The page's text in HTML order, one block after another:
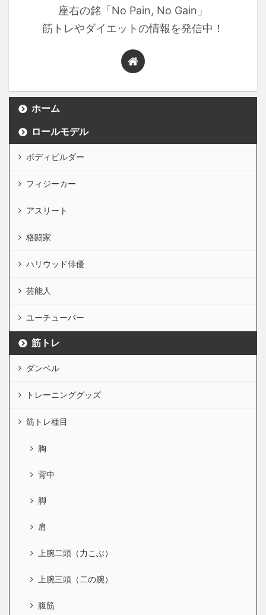
座右の銘「No Pain, No Gain」
筋トレやダイエットの情報を発信中！
ホーム
ロールモデル
ボディビルダー
フィジーカー
アスリート
格闘家
ハリウッド俳優
芸能人
ユーチューバー
筋トレ
ダンベル
トレーニンググッズ
筋トレ種目
胸
背中
脚
肩
上腕二頭（力こぶ）
上腕三頭（二の腕）
腹筋